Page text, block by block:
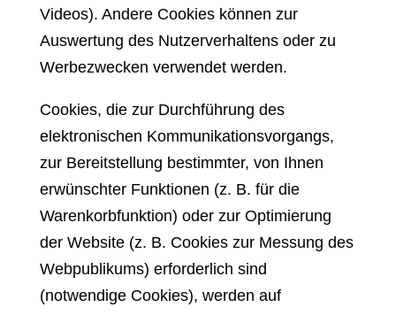
Videos). Andere Cookies können zur
Auswertung des Nutzerverhaltens oder zu
Werbezwecken verwendet werden.
Cookies, die zur Durchführung des
elektronischen Kommunikationsvorgangs,
zur Bereitstellung bestimmter, von Ihnen
erwünschter Funktionen (z. B. für die
Warenkorbfunktion) oder zur Optimierung
der Website (z. B. Cookies zur Messung des
Webpublikums) erforderlich sind
(notwendige Cookies), werden auf